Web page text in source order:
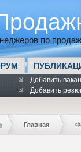
по
Добавить
Добавить
Главная